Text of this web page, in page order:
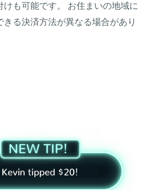
けも可能です。 お住まいの地域に
きる決済方法が異なる場合があり